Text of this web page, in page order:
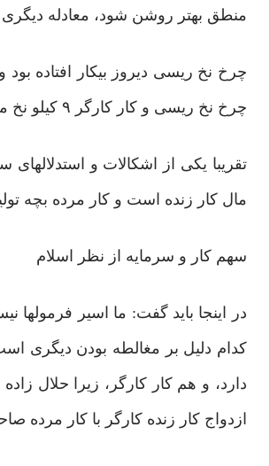
منطق بهتر روشن شود، معادله
چرخ نخ ریسی دیروز بیکار افتاده
چرخ نخ ریسی و کار کارگر ۹ کیلو نخ می باشد. این معادله می گوید: هر ۹ کیلو نخ مال کارگر است!
تقریبا یکی از اشکالات و
مال کار زنده است و کار مرده بچه
سهم کار و سرمایه از نظر اسلام
در اینجا باید گفت: ما اسیر
دارد، و هم کار کارگر، زیرا حلال
ازدواج کار زنده کارگر با کار مرده